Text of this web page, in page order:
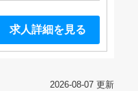
求人詳細を見る
2026-08-07 更新